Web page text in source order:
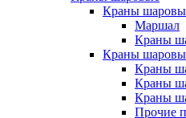
Краны
Маршал
Краны
Краны
Краны
Краны
Краны
Прочие